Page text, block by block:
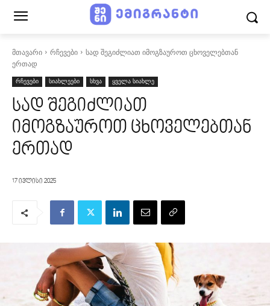
მთავარი რჩევები
სად შეგიძლიათ იმოგზაუროთ ცხოველებთან
ერთად
რჩევები სიახლეები სხვა ყველა სიახლე
სად შეგიძლიათ
იმოგზაუროთ ცხოველებთან
ერთად
17 ივლისი 2025